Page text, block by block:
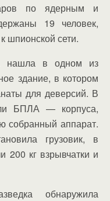
по ядерным и
19 человек,
шпионской сети.
нашла в одном из
здание, в котором
для деверсий. В
БПЛА — корпуса,
собранный аппарат.
грузовик, в
200 кг взрывчатки и
обнаружила